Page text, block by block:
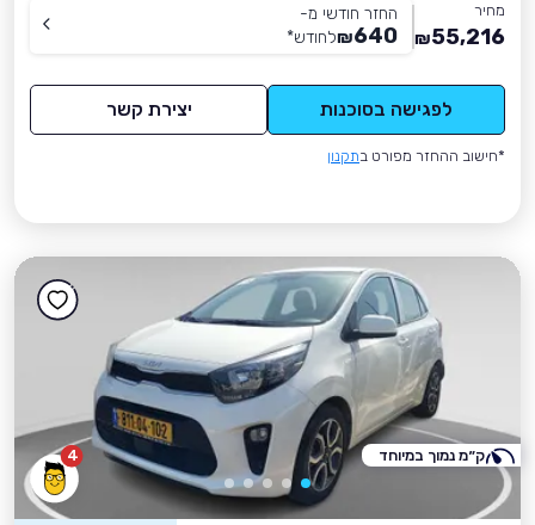
מחיר
55,216
₪
החזר חודשי מ-
640
₪לחודש*
לפגישה בסוכנות יצירת קשר
*חישוב ההחזר מפורט בתקנון
4 ק״מ נמוך במיוחד